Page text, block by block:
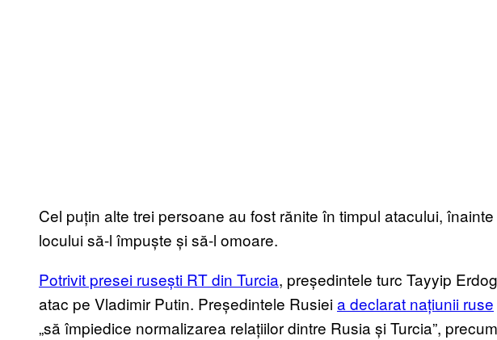
Cel puțin alte trei persoane au fost rănite în timpul atacului,
locului să-l împuște și să-l omoare.
Potrivit presei rusești RT din Turcia, președintele turc Tayyip
atac pe Vladimir Putin. Președintele Rusieia declarat națiunii ruse
„să împiedice normalizarea relațiilor dintre Rusia și Turcia”,